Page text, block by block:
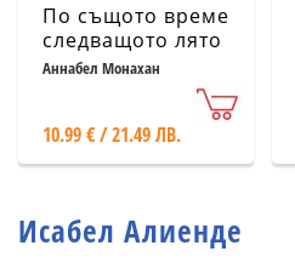
По същото време
следващото лято
Аннабел Монахан
10.99 € / 21.49 ЛВ.
Исабел Алиенде